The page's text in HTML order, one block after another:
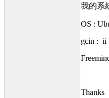
我的系
OS :
gcin :
Thanks